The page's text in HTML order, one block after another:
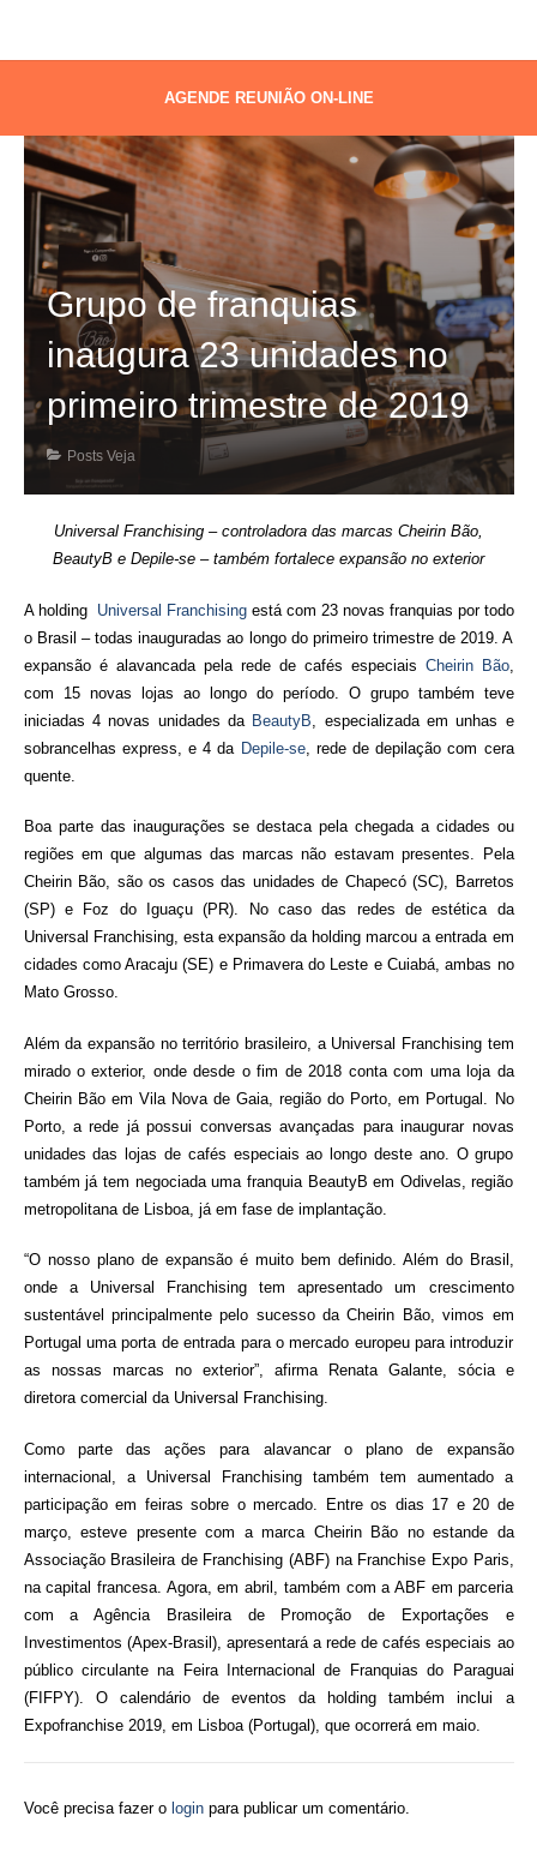
AGENDE REUNIÃO ON-LINE
Grupo de franquias
inaugura 23 unidades no
primeiro trimestre de 2019
Posts Veja
Universal Franchising – controladora das marcas Cheirin Bão,
BeautyB e Depile-se – também fortalece expansão no exterior
A holding Universal Franchisingestá com 23 novas franquias por todo
o Brasil – todas inauguradas ao longo do primeiro trimestre de 2019. A
expansão é alavancada pela rede de cafés especiais Cheirin Bão,
com 15 novas lojas ao longo do período. O grupo também teve
iniciadas 4 novas unidades da BeautyB , especializada em unhas e
sobrancelhas express, e 4 da Depile-se, rede de depilação com cera
quente.
Boa parte das inaugurações se destaca pela chegada a cidades ou
regiões em que algumas das marcas não estavam presentes. Pela
Cheirin Bão, são os casos das unidades de Chapecó (SC), Barretos
(SP) e Foz do Iguaçu (PR). No caso das redes de estética da
Universal Franchising, esta expansão da holding marcou a entrada em
cidades como Aracaju (SE) e Primavera do Leste e Cuiabá, ambas no
Mato Grosso.
Além da expansão no território brasileiro, a Universal Franchising tem
mirado o exterior, onde desde o fim de 2018 conta com uma loja da
Cheirin Bão em Vila Nova de Gaia,região do Porto, em Portugal. No
Porto, a rede já possui conversas avançadas para inaugurar novas
unidades das lojas de cafés especiais ao longo deste ano. O grupo
também já tem negociada uma franquia BeautyB em Odivelas, região
metropolitana de Lisboa, já em fase de implantação.
“O nosso plano de expansão é muito bem definido. Além do Brasil,
onde a Universal Franchising tem apresentado um crescimento
sustentável principalmente pelo sucesso da Cheirin Bão, vimos em
Portugal uma porta de entrada para o mercado europeu para introduzir
as nossas marcas no exterior”, afirma Renata Galante, sócia e
diretora comercial da Universal Franchising.
Como parte das ações para alavancar o plano de expansão
internacional, a Universal Franchising também tem aumentado a
participação em feiras sobre o mercado. Entre os dias 17 e 20 de
março, esteve presente com a marca Cheirin Bão no estande da
Associação Brasileira de Franchising (ABF) na Franchise Expo Paris,
na capital francesa. Agora, em abril, também com a ABF em parceria
com a Agência Brasileira de Promoção de Exportações e
Investimentos (Apex-Brasil), apresentará a rede de cafés especiais ao
público circulante na Feira Internacional de Franquias do Paraguai
(FIFPY). O calendário de eventos da holding também inclui a
Expofranchise 2019, em Lisboa (Portugal), que ocorrerá em maio.
Você precisa fazer o loginpara publicar um comentário.